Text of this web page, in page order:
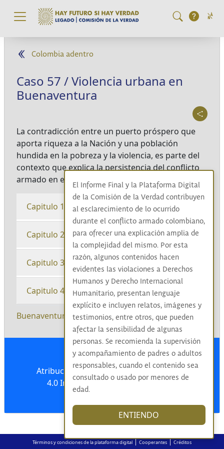
Pasar al contenido principal
Colombia adentro
Caso 57 / Violencia urbana en
Buenaventura
La contradicción entre un puerto próspero que
aporta riqueza a la Nación y una población
hundida en la pobreza y la violencia, es parte del
contexto que explica la persistencia del conflicto
armado en el territorio.
Capitulo 1
Capitulo 2
Capitulo 3
Capitulo 4
Buenaventura |Valle del Cauca |Paramilitares
Atribución-NoComercial-CompartirIgual
4.0 Internacional (CC BY-NC-SA 4.0)
Términos y condiciones de la plataforma digital|Cooperantes|Créditos
El Informe Final y la Plataforma Digital
de la Comisión de la Verdad contribuyen
al esclarecimiento de lo ocurrido
durante el conflicto armado colombiano,
para ofrecer una explicación amplia de
la complejidad del mismo. Por esta
razón, algunos contenidos hacen
evidentes las violaciones a Derechos
Humanos y Derecho Internacional
Humanitario, presentan lenguaje
explícito e incluyen relatos, imágenes y
testimonios, entre otros, que pueden
afectar la sensibilidad de algunas
personas. Se recomienda la supervisión
y acompañamiento de padres o adultos
responsables, cuando el contenido sea
consultado o usado por menores de
edad.
ENTIENDO